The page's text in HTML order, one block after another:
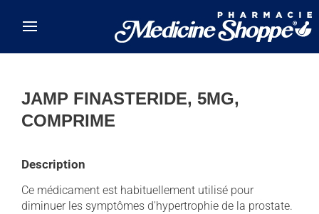
JAMP FINASTERIDE, 5MG,
COMPRIME
Description
Ce médicament est habituellement utilisé pour
diminuer les symptômes d'hypertrophie de la prostate.